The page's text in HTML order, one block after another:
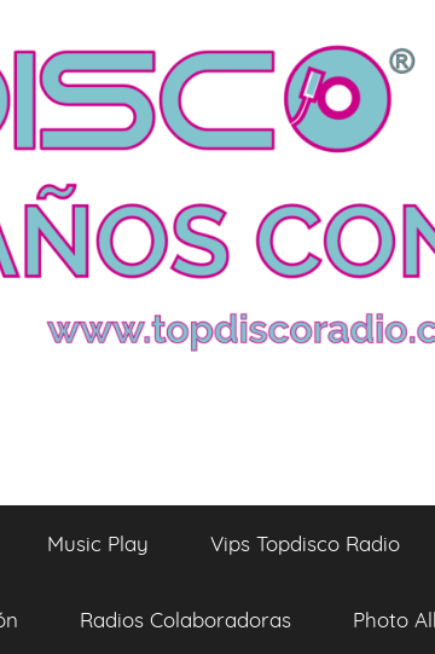
Music Play Vips Topdisco Radio
Radios Colaboradoras Photo